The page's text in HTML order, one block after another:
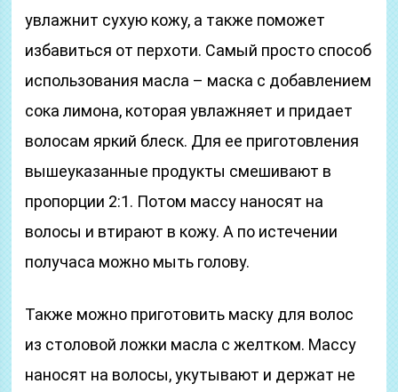
увлажнит сухую кожу, а также поможет
избавиться от перхоти. Самый просто способ
использования масла – маска с добавлением
сока лимона, которая увлажняет и придает
волосам яркий блеск. Для ее приготовления
вышеуказанные продукты смешивают в
пропорции 2:1. Потом массу наносят на
волосы и втирают в кожу. А по истечении
получаса можно мыть голову.
Также можно приготовить маску для волос
из столовой ложки масла с желтком. Массу
наносят на волосы, укутывают и держат не